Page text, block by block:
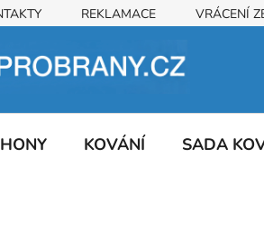
REKLAMACE VRÁCENÍ
KOVÁNÍ SADA